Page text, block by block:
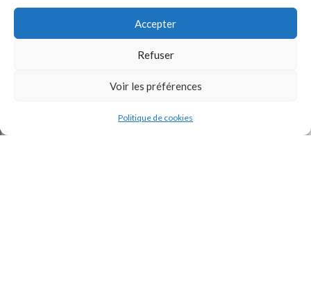
Accepter
Refuser
Voir les préférences
Politique de cookies